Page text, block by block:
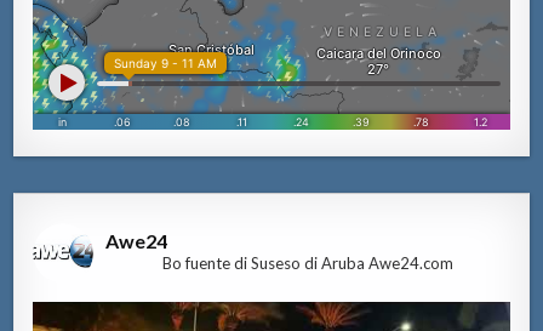
Awe24
Bo fuente di Suseso di Aruba Awe24.com